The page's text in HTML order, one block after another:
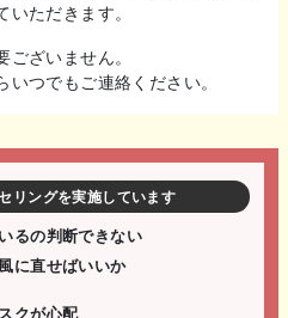
ただきます。
ざいません。
つでもご連絡ください。
リングを実施しています
るの判断できない
に直せばいいか
クが心配